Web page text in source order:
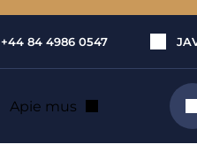
+44 84 4986 0547
Apie mus